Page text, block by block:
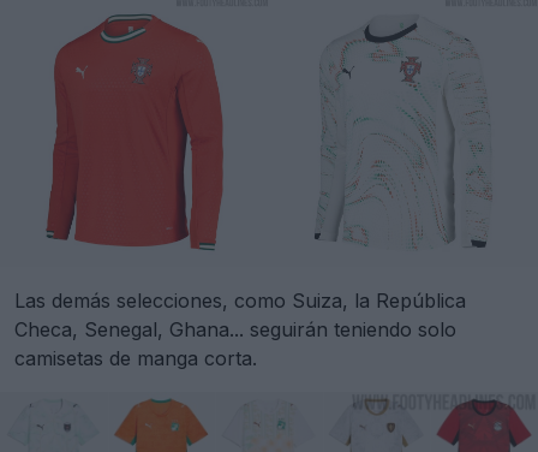
Las demás selecciones, como Suiza, la República
Checa, Senegal, Ghana... seguirán teniendo solo
camisetas de manga corta.